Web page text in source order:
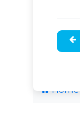
Home